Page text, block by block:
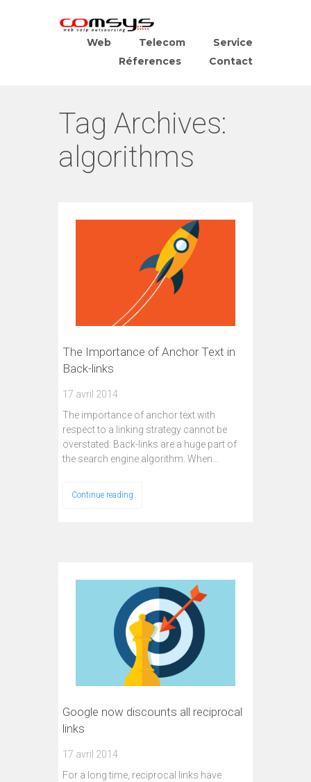
Web Telecom
Service
Réferences
Contact
Tag Archives:
algorithms
The Importance of Anchor Text in
Back-links
17 avril 2014
The importance of anchor text with
respect to a linking strategy cannot be
overstated. Back-links are a huge part of
the search engine algorithm. When…
Continue reading
Google now discounts all reciprocal
links
17 avril 2014
For a long time, reciprocal links have